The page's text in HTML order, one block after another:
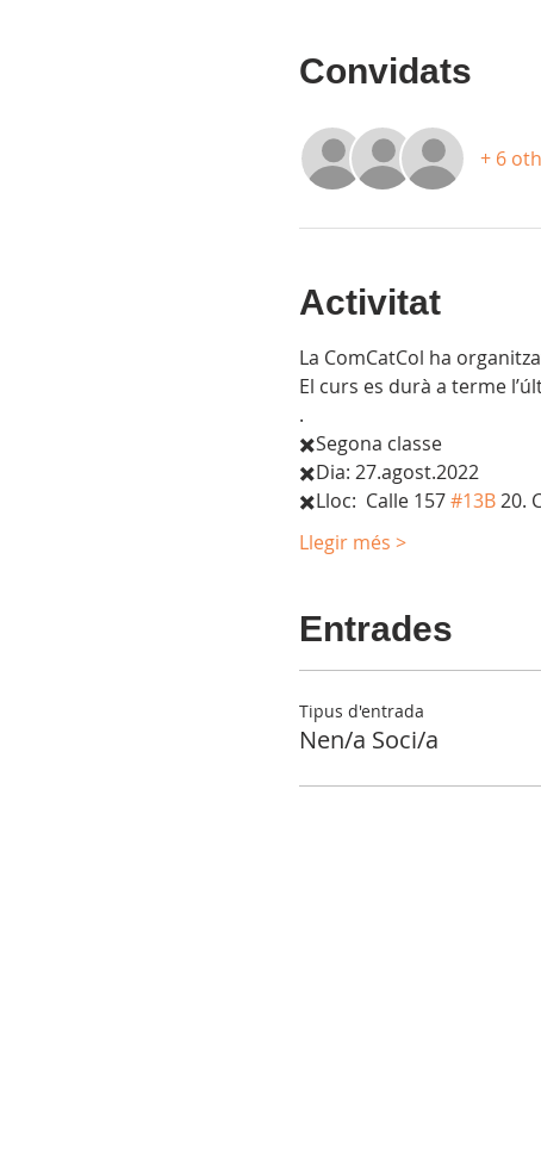
Convidats
+ 6
Activitat
La ComCatCol ha
El curs es durà a terme
.
✖️Segona classe
✖️Dia: 27.agost.2022
✖️Lloc:  Calle 157 #13B 20.
Llegir més >
Entrades
Tipus d'entrada
Nen/a Soci/a